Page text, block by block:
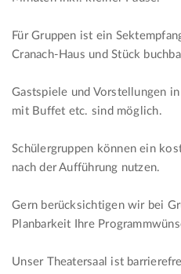
Für Gruppen ist ein
Cranach-Haus und Stück
Gastspiele und Vorstellungen
mit Buffet etc. sind möglich.
Schülergruppen können ein
nach der Aufführung nutzen.
Gern berücksichtigen wir bei
Planbarkeit Ihre
Unser Theatersaal ist